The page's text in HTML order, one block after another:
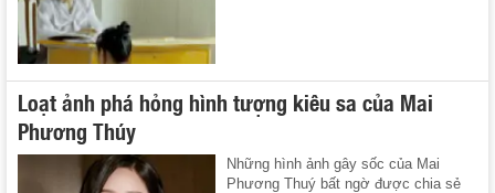
Loạt ảnh phá hỏng hình tượng kiêu sa của Mai
Phương Thúy
Những hình ảnh gây sốc của Mai
Phương Thuý bất ngờ được chia sẻ